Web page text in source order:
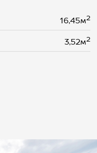
16,45м2
3,52м2